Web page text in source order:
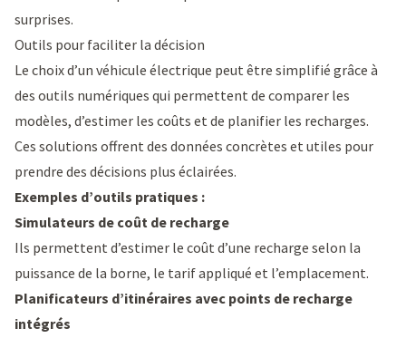
surprises.
Outils pour faciliter la décision
Le choix d’un véhicule électrique peut être simplifié grâce à
des outils numériques qui permettent de comparer les
modèles, d’estimer les coûts et de planifier les recharges.
Ces solutions offrent des données concrètes et utiles pour
prendre des décisions plus éclairées.
Exemples d’outils pratiques :
Simulateurs de coût de recharge
Ils permettent d’estimer le coût d’une recharge selon la
puissance de la borne, le tarif appliqué et l’emplacement.
Planificateurs d’itinéraires avec points de recharge
intégrés